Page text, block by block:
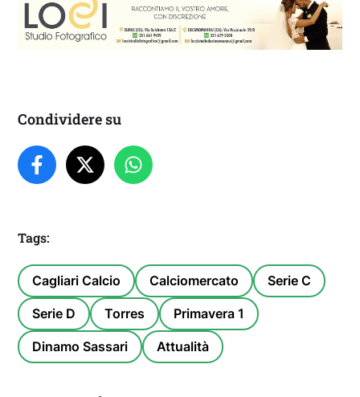
Condividere su
Tags:
Cagliari Calcio Calciomercato Serie C
Serie D Torres Primavera 1
Dinamo Sassari Attualità